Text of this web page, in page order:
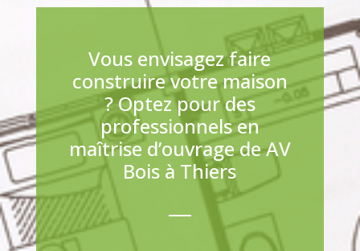
Vous envisagez faire
construire votre maison
? Optez pour des
professionnels en
maîtrise d’ouvrage de AV
Bois à Thiers